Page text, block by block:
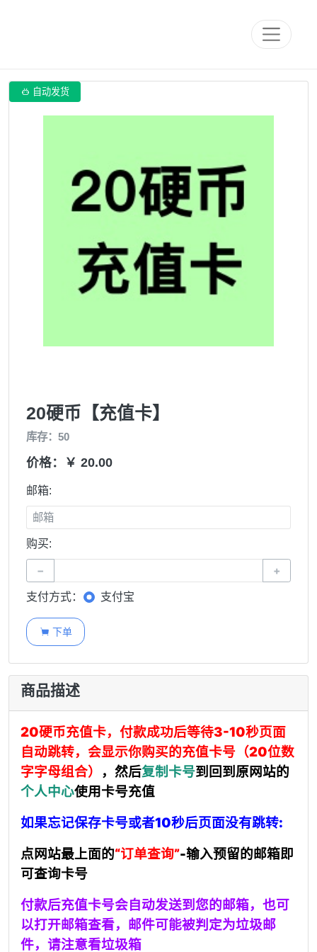
 自动发货
20硬币【充值卡】
库存：50
价格：￥ 20.00
邮箱:
购买:
− +
支付方式： 支付宝
 下单
商品描述
20硬币充值卡，付款成功后等待3-10秒页面
自动跳转，会显示你购买的充值卡号（20位数
字字母组合）
，然后复制卡号到回到原网站的
个人中心使用卡号充值
如果忘记保存卡号或者10秒后页面没有跳转:
点网站最上面的“订单查询”-输入预留的邮箱即
可查询卡号
付款后充值卡号会自动发送到您的邮箱，也可
以打开邮箱查看， 邮件可能被判定为垃圾邮
件，请注意看垃圾箱